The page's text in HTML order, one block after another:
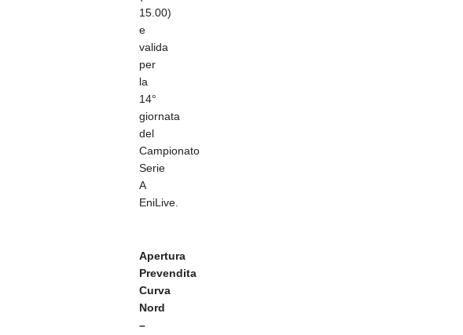
15.00)
e
valida
per
la
14°
giornata
del
Campionato
Serie
A
EniLive.
Apertura
Prevendita
Curva
Nord
–